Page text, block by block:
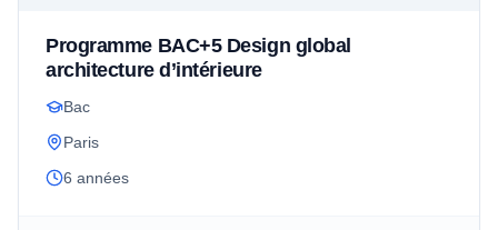
Programme BAC+5 Design global
architecture d’intérieure
Bac
Paris
6 années